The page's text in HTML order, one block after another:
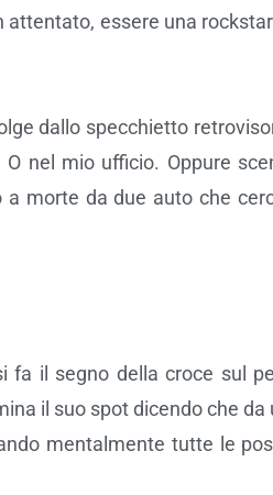
essere una
dallo specchietto
nel mio ufficio. Oppure
morte da due auto che
fa il segno della croce sul
il suo spot dicendo che da
mentalmente tutte le